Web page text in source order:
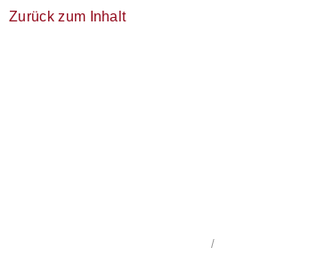
Zurück zum Inhalt